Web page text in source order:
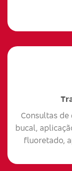
Consultas
bucal,
fluoretado,